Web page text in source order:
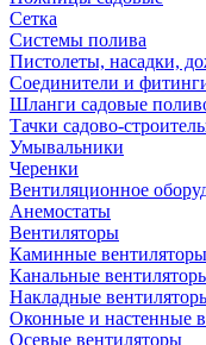
Сетка
Системы полива
Пистолеты, насадки,
Соединители и
Шланги садовые
Тачки садово-
Умывальники
Черенки
Вентиляционное
Анемостаты
Вентиляторы
Каминные вентиляторы
Канальные
Накладные
Оконные и настенные
Осевые вентиляторы